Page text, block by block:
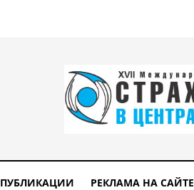
ПУБЛИКАЦИИ РЕКЛАМА НА САЙТЕ